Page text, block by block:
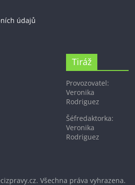
údajů
Tiráž
Provozovatel:
Veronika
Rodriguez
Šéfredaktorka:
Veronika
Rodriguez
. Všechna práva vyhrazena.